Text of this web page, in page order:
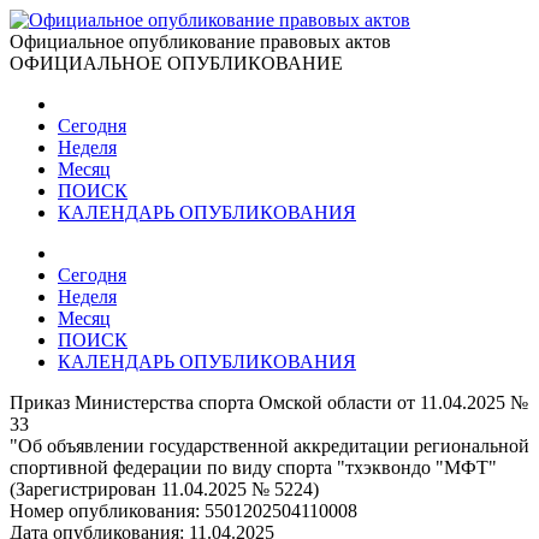
Официальное опубликование правовых актов
ОФИЦИАЛЬНОЕ ОПУБЛИКОВАНИЕ
Сегодня
Неделя
Месяц
ПОИСК
КАЛЕНДАРЬ ОПУБЛИКОВАНИЯ
Сегодня
Неделя
Месяц
ПОИСК
КАЛЕНДАРЬ ОПУБЛИКОВАНИЯ
Приказ Министерства спорта Омской области от 11.04.2025 №
33
"Об объявлении государственной аккредитации региональной
спортивной федерации по виду спорта "тхэквондо "МФТ"
(Зарегистрирован 11.04.2025 № 5224)
Номер опубликования: 5501202504110008
Дата опубликования: 11.04.2025